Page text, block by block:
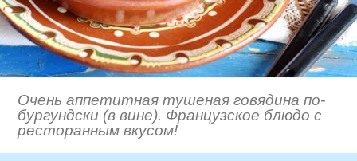
Очень аппетитная тушеная говядина по-
бургундски (в вине). Французское блюдо с
ресторанным вкусом!